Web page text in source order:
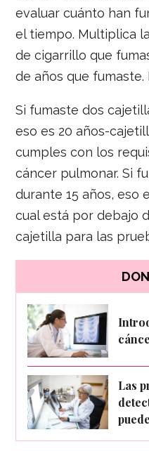
evaluar cuánto han
el tiempo. Multiplica
de cigarrillo que
de años que
Si fumaste dos
eso es 20 años-
cumples con los
cáncer pulmonar. Si
durante 15 años, eso
cual está por debajo
cajetilla para las
Las